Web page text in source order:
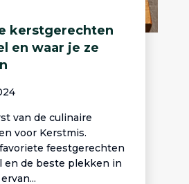
kerstgerechten
en waar je ze
van de culinaire
voor Kerstmis.
feestgerechten
en de beste plekken in